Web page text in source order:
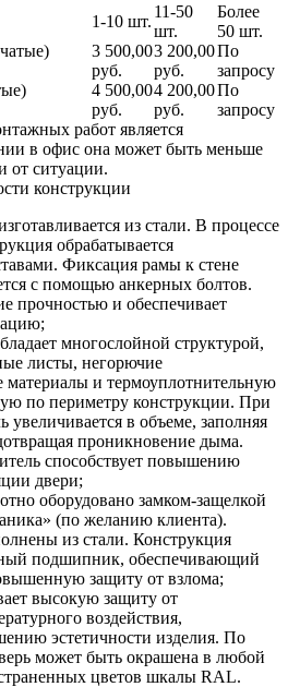
1-10 шт.
11-50
шт.
Более
50 шт.
3 500,00
руб.
3 200,00
руб.
По
запросу
4 500,00
руб.
4 200,00
руб.
По
запросу
работ является
в офис она может быть меньше
от ситуации.
конструкции
из стали. В процессе
обрабатывается
Фиксация рамы к стене
с помощью анкерных болтов.
прочностью и обеспечивает
многослойной структурой,
листы, негорючие
материалы и термоуплотнительную
по периметру конструкции. При
увеличивается в объеме, заполняя
проникновение дыма.
способствует повышению
двери;
оборудовано замком-защелкой
(по желанию клиента).
из стали. Конструкция
подшипник, обеспечивающий
защиту от взлома;
высокую защиту от
воздействия,
эстетичности изделия. По
может быть окрашена в любой
цветов шкалы RAL.